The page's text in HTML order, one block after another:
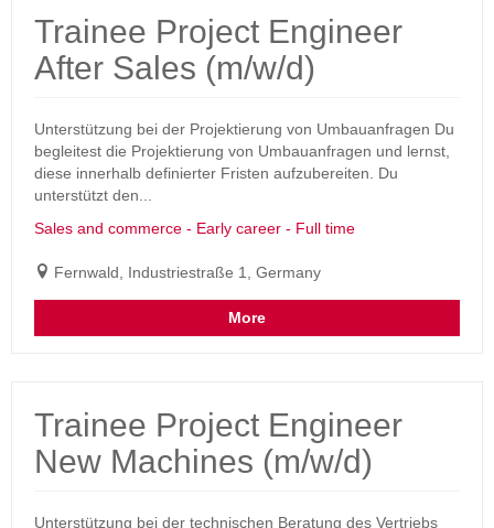
Trainee Project Engineer
After Sales (m/w/d)
Unterstützung bei der Projektierung von Umbauanfragen Du
begleitest die Projektierung von Umbauanfragen und lernst,
diese innerhalb definierter Fristen aufzubereiten. Du
unterstützt den...
Sales and commerce - Early career - Full time
Fernwald, Industriestraße 1, Germany
More
Trainee Project Engineer
New Machines (m/w/d)
Unterstützung bei der technischen Beratung des Vertriebs